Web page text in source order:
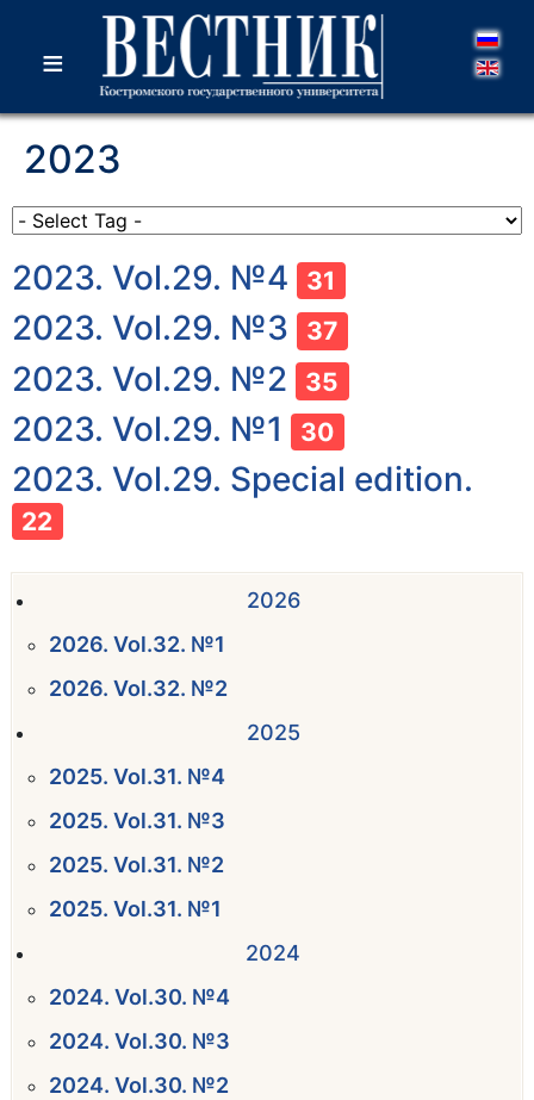
≡
2023
2023. Vol.29. №4 31
2023. Vol.29. №3 37
2023. Vol.29. №2 35
2023. Vol.29. №1 30
2023. Vol.29. Special edition.
22
2026
2026. Vol.32. №1
2026. Vol.32. №2
2025
2025. Vol.31. №4
2025. Vol.31. №3
2025. Vol.31. №2
2025. Vol.31. №1
2024
2024. Vol.30. №4
2024. Vol.30. №3
2024. Vol.30. №2